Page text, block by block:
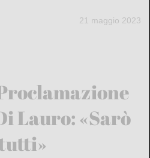
21 maggio 2023
Lauro: «Sarò